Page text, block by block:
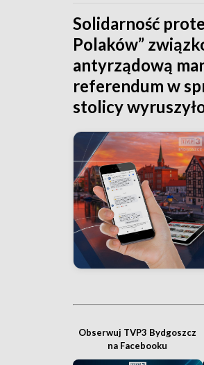
Solidarność
Polaków”
antyrządową
referendum w
stolicy
Obserwuj TVP3 Bydgoszcz
na Facebooku